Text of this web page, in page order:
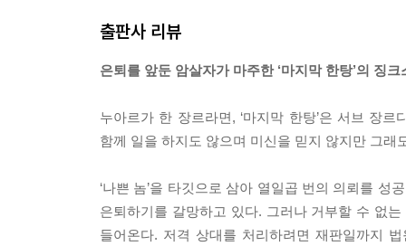
출판사 리뷰
은퇴를 앞둔 암살자가 마주한 ‘마지막 한탕’의 징크
누아르가 한 장르라면, ‘마지막 한탕’은 서브 장
함께 일을 하지도 않으며 미신을 믿지 않지만 그
‘나쁜 놈’을 타깃으로 삼아 열일곱 번의 의뢰를
은퇴하기를 갈망하고 있다. 그러나 거부할 수 없
들어온다. 저격 상대를 처리하려면 재판일까지